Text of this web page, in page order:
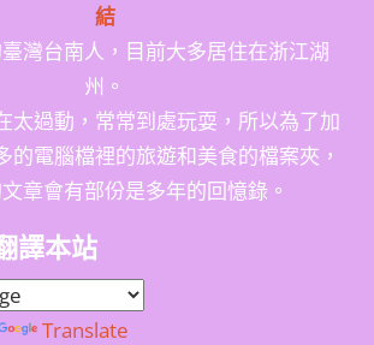
結
灣台南人，目前大多居住在浙江湖
州。
過動，常常到處玩耍，所以為了加
的電腦檔裡的旅遊和美食的檔案夾，
章會有部份是多年的回憶錄。
譯本站
Translate